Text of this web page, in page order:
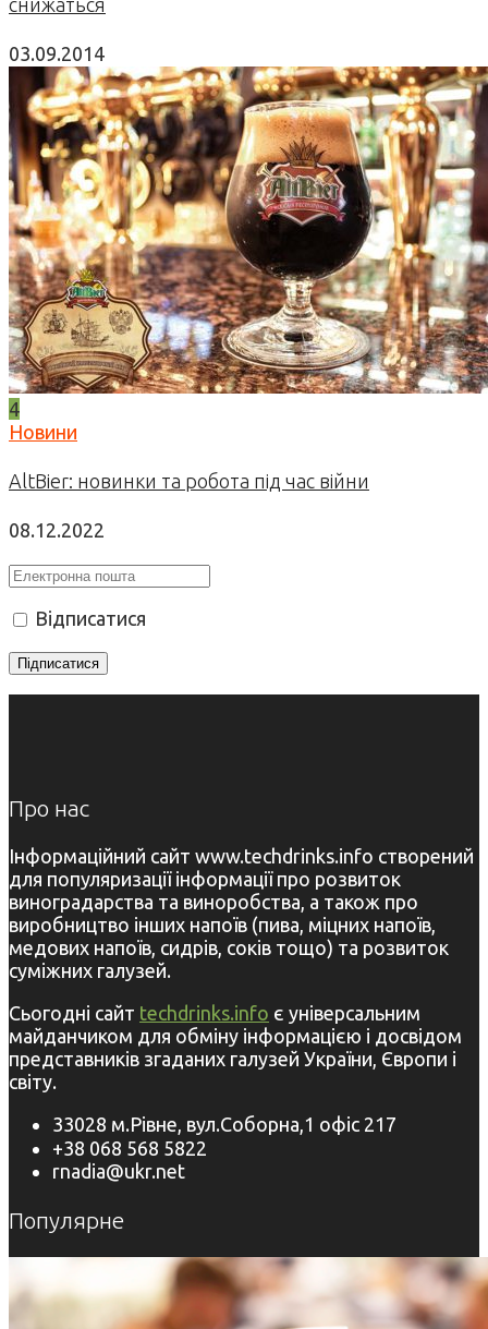
03.09.2014
4
Новини
AltBier: новинки та робота під час війни
08.12.2022
Відписатися
Про нас
Інформаційний сайт www.techdrinks.info створений
для популяризації інформації про розвиток
виноградарства та виноробства, а також про
виробництво інших напоїв (пива, міцних напоїв,
медових напоїв, сидрів, соків тощо) та розвиток
суміжних галузей.
Сьогодні сайт techdrinks.info є універсальним
майданчиком для обміну інформацією і досвідом
представників згаданих галузей України, Європи і
світу.
33028 м.Рівне, вул.Соборна,1 офіс 217
+38 068 568 5822
rnadia@ukr.net
Популярне